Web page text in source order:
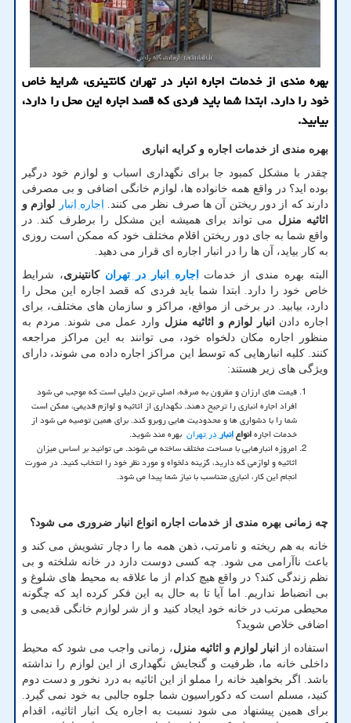
بهره مندی از خدمات اجاره انبار در تهران کانتینری، شرایط خاص
خود را دارد. ابتدا شما باید فردی که قصد اجاره این محل را دارد،
بیابید.
بهره مندی از خدمات اجاره و کرایه انباری
چقدر با مشکل کمبود جا برای نگهداری اسباب و لوازم خود درگیر
بوده اید؟ در واقع همه خانواده ها، لوازم خانگی اضافی و بی مصرفی
دارند که از دور ریختن آن ها صرف نظر می کنند.
اجاره انبار لوازم و
اثاثیه منزل می تواند برای همیشه این مشکل را برطرف کند. در
واقع شما به جای دور ریختن اقلام مختلف خود که ممکن است روزی
به کار بیاید، آن ها را در انبار اجاره ای قرار می دهید.
البته بهره مندی از خدمات
اجاره انبار در تهران کانتینری، شرایط
خاص خود را دارد. ابتدا شما باید فردی که قصد اجاره این محل را
دارد، بیابید. در برخی از مواقع، مراکز و سازمان های مختلف، برای
اجاره دادن
انبار لوازم و اثاثیه منزل وارد عمل می شوند. مردم به
منظور اجاره مکان دلخواه خود، می توانند به این مراکز مراجعه
کنند. کلیه انبارهایی که توسط این مراکز اجاره داده می شوند، دارای
ویژگی های زیر هستند:
قیمت های ارزان و مقرون به صرفه، اصلی ترین دلیلی است که موجب می شود
افراد اجاره انباری را ترجیح دهند. نگهداری از اثاثیه و لوازم قدیمی، ممکن است
شما را با دشواری ها و محدودیت هایی روبرو کند. برای همین توصیه می شود از
خدمات اجارهانواعانباردر تهران بهره مند شوید.
امروزه انبارهایی با مساحت مختلف ساخته می شوند. می توانید بر اساس میزان
اثاثیه و لوازمی که دارید، گزینه دلخواه و مورد نظر خود را انتخاب کنید. در صورت
انجام این کار، انباری متناسب با نیاز شما پیدا می شود.
چه زمانی بهره مندی از خدمات اجاره انواع انبار ضروری می شود؟
خانه به هم ریخته و نامرتب، ذهن همه ما را دچار تشویش می کند و
باعث ناآرامی می شود. چه کسی دوست دارد در خانه شلخته و بی
نظم زندگی کند؟ در واقع هیچ کدام از ما علاقه به محیط های شلوغ و
بی انضباط نداریم. اما آیا تا به حال به این فکر کرده اید که چگونه
محیطی مرتب در خانه خود ایجاد کنید و از شر لوازم خانگی قدیمی و
اضافی خلاص شوید؟
استفاده از
انبار لوازم و اثاثیه منزل، زمانی واجب می شود که محیط
داخلی خانه ما، ظرفیت و گنجایش نگهداری از این لوازم را نداشته
باشد. اگر بخواهید خانه را مملو از این اثاثیه به درد نخور و دست دوم
کنید، مسلم است که دکوراسیون شما جلوه جالبی به خود نمی گیرد.
برای همین پیشنهاد می شود نسبت به اجاره یک انبار اثاثیه، اقدام